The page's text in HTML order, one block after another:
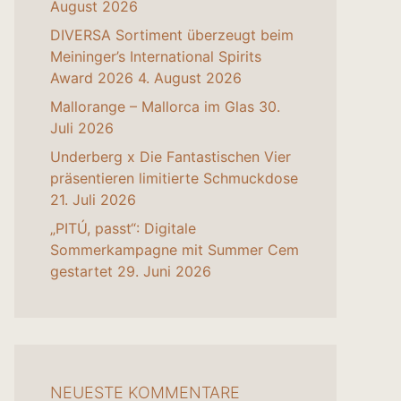
August 2026
DIVERSA Sortiment überzeugt beim
Meininger’s International Spirits
Award 2026 4. August 2026
Mallorange – Mallorca im Glas 30.
Juli 2026
Underberg x Die Fantastischen Vier
präsentieren limitierte Schmuckdose
21. Juli 2026
„PITÚ, passt“: Digitale
Sommerkampagne mit Summer Cem
gestartet 29. Juni 2026
NEUESTE KOMMENTARE